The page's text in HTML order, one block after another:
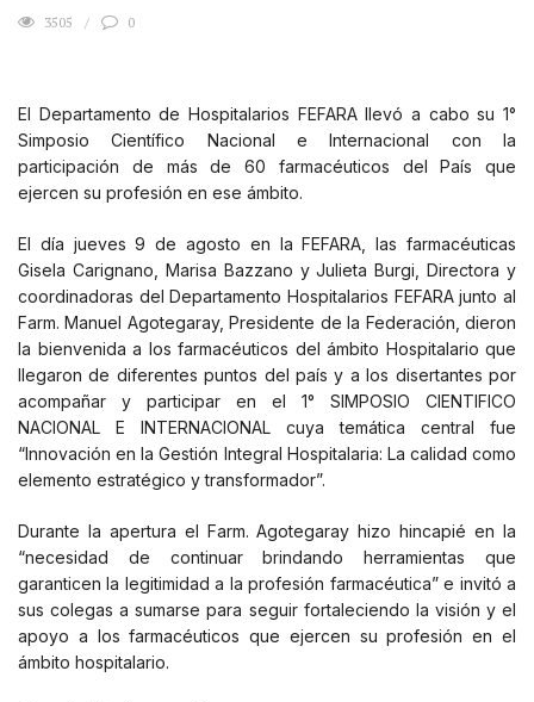
3505 0
El Departamento de Hospitalarios FEFARA llevó a cabo su 1°
Simposio Científico Nacional e Internacional con la
participación de más de 60 farmacéuticos del País que
ejercen su profesión en ese ámbito.
El día jueves 9 de agosto en la FEFARA, las farmacéuticas
Gisela Carignano, Marisa Bazzano y Julieta Burgi, Directora y
coordinadoras del Departamento Hospitalarios FEFARA junto al
Farm. Manuel Agotegaray, Presidente de la Federación, dieron
la bienvenida a los farmacéuticos del ámbito Hospitalario que
llegaron de diferentes puntos del país y a los disertantes por
acompañar y participar en el 1° SIMPOSIO CIENTIFICO
NACIONAL E INTERNACIONAL cuya temática central fue
“Innovación en la Gestión Integral Hospitalaria: La calidad como
elemento estratégico y transformador”.
Durante la apertura el Farm. Agotegaray hizo hincapié en la
“necesidad de continuar brindando herramientas que
garanticen la legitimidad a la profesión farmacéutica” e invitó a
sus colegas a sumarse para seguir fortaleciendo la visión y el
apoyo a los farmacéuticos que ejercen su profesión en el
ámbito hospitalario.